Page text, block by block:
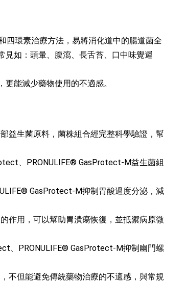
四環素治療方法，易將消化道中的腸道菌全
見如：頭暈、腹瀉、長舌苔、口中味覺遲
能減少藥物使用的不適感。
益生菌原料，菌株組合經完整科學驗證，幫
、PRONULIFE® GasProtect-M益生菌組
GasProtect-M抑制胃酸過度分泌，減
作用，可以幫助胃潰瘍恢復，並抵禦病原微
、PRONULIFE® GasProtect-M抑制幽門螺
不但能避免傳統藥物治療的不適感，與常規